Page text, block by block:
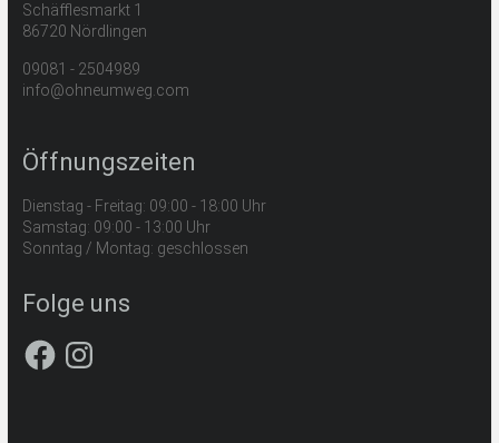
Schäfflesmarkt 1
86720 Nördlingen
09081 - 2504989
info@ohneumweg.com
Öffnungszeiten
Dienstag - Freitag: 09:00 - 18:00 Uhr
Samstag: 09:00 - 13:00 Uhr
Sonntag / Montag: geschlossen
Folge uns